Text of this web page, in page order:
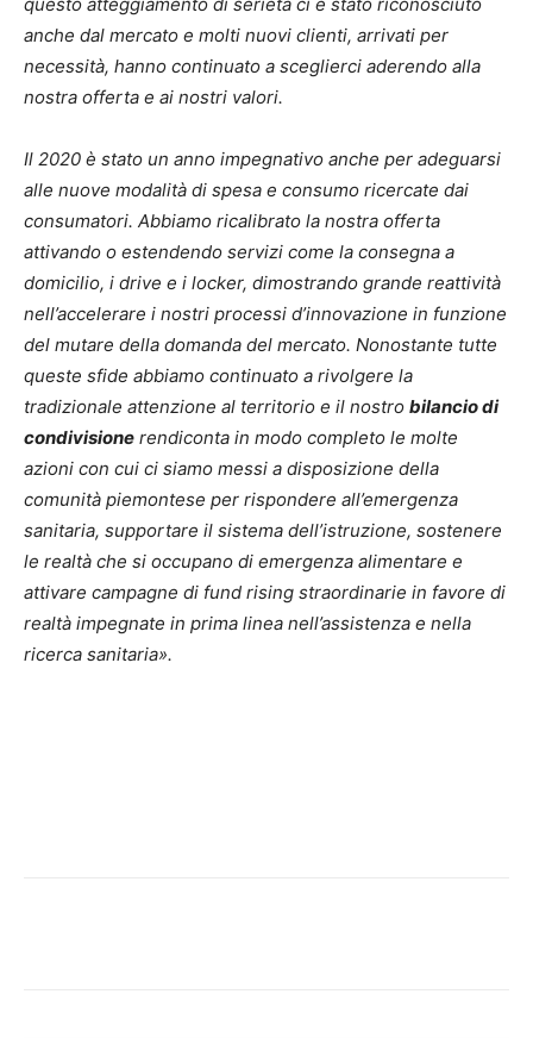
anche dal mercato e molti nuovi clienti, arrivati per
necessità, hanno continuato a sceglierci aderendo alla
nostra offerta e ai nostri valori.
Il 2020 è stato un anno impegnativo anche per adeguarsi
alle nuove modalità di spesa e consumo ricercate dai
consumatori. Abbiamo ricalibrato la nostra offerta
attivando o estendendo servizi come la consegna a
domicilio, i drive e i locker, dimostrando grande reattività
nell’accelerare i nostri processi d’innovazione in funzione
del mutare della domanda del mercato. Nonostante tutte
queste sfide abbiamo continuato a rivolgere la
tradizionale attenzione al territorio e il nostro bilancio di
condivisione rendiconta in modo completo le molte
azioni con cui ci siamo messi a disposizione della
comunità piemontese per rispondere all’emergenza
sanitaria, supportare il sistema dell’istruzione, sostenere
le realtà che si occupano di emergenza alimentare e
attivare campagne di fund rising straordinarie in favore di
realtà impegnate in prima linea nell’assistenza e nella
ricerca sanitaria».